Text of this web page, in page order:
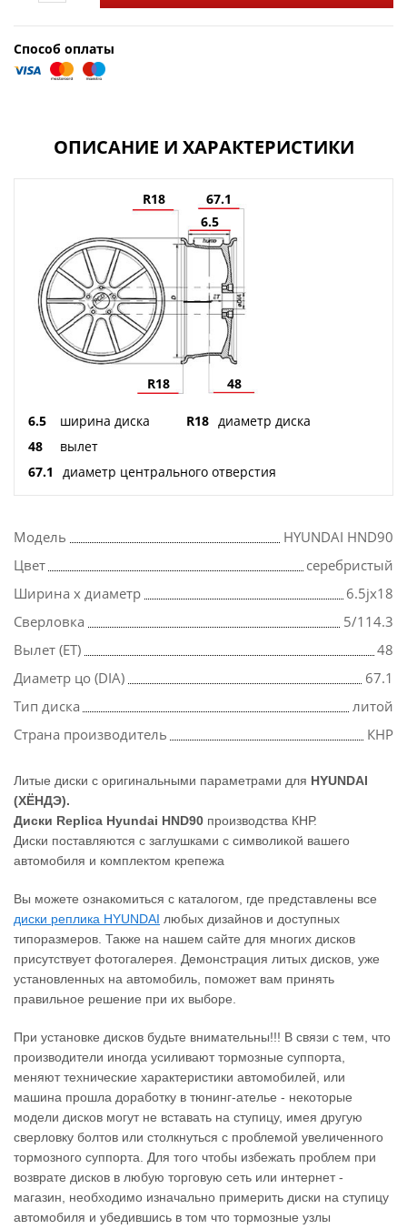
Способ оплаты
ОПИСАНИЕ И ХАРАКТЕРИСТИКИ
R18
67.1
6.5
R18 48
6.5 ширина диска R18 диаметр диска
48
вылет
67.1
диаметр центрального отверстия
Модель
HYUNDAI HND90
Цвет
серебристый
Ширина х диаметр
6.5jx18
Сверловка
5/114.3
Вылет (ET)
48
Диаметр цо (DIA)
67.1
Тип диска
литой
Страна производитель
КНР
Литые диски с оригинальными параметрами для HYUNDAI
(ХЁНДЭ).
Диски Replica Hyundai HND90 производства КНР.
Диски поставляются с заглушками с символикой вашего
автомобиля и комплектом крепежа
Вы можете ознакомиться с каталогом, где представлены все
диски реплика HYUNDAI любых дизайнов и доступных
типоразмеров. Также на нашем сайте для многих дисков
присутствует фотогалерея. Демонстрация литых дисков, уже
установленных на автомобиль, поможет вам принять
правильное решение при их выборе.
При установке дисков будьте внимательны!!! В связи с тем, что
производители иногда усиливают тормозные суппорта,
меняют технические характеристики автомобилей, или
машина прошла доработку в тюнинг-ателье - некоторые
модели дисков могут не вставать на ступицу, имея другую
сверловку болтов или столкнуться с проблемой увеличенного
тормозного суппорта. Для того чтобы избежать проблем при
возврате дисков в любую торговую сеть или интернет -
магазин, необходимо изначально примерить диски на ступицу
автомобиля и убедившись в том что тормозные узлы